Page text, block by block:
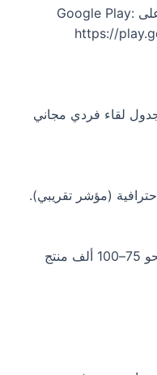
معاينة تطبيق أندرويد (WebView) على Google Play:
https://
يُجدول لقاء فردي مجاني
مساحة الباقة الاحترافية تستوعب نحو 75–100 ألف منتج